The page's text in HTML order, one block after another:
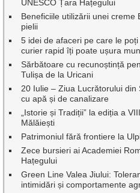
UNESCO Țara Hațegului
Beneficiile utilizării unei
pielii
5 idei de afaceri pe care le
curier rapid îți poate ușura
Sărbătoare cu recunoștință
Tulișa de la Uricani
20 Iulie – Ziua Lucrătorului
cu apă și de canalizare
„Istorie și Tradiții” la ediția a
Mălăiești
Patrimoniul fără frontiere la
Zece bursieri ai Academiei
Hațegului
Green Line Valea Jiului:
intimidări și comportamente